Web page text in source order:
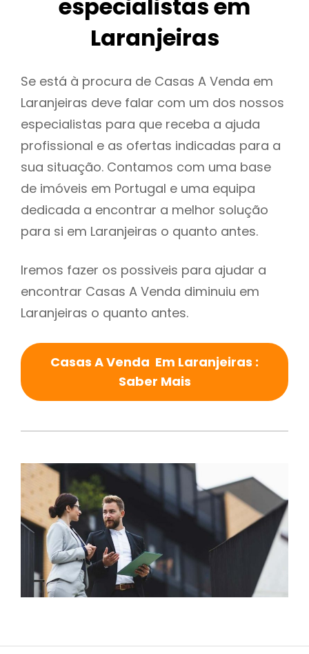
especialistas em
Laranjeiras
Se está à procura de Casas A Venda em
Laranjeiras deve falar com um dos nossos
especialistas para que receba a ajuda
profissional e as ofertas indicadas para a
sua situação. Contamos com uma base
de imóveis em Portugal e uma equipa
dedicada a encontrar a melhor solução
para si em Laranjeiras o quanto antes.
Iremos fazer os possiveis para ajudar a
encontrar Casas A Venda diminuiu em
Laranjeiras o quanto antes.
Casas A Venda Em Laranjeiras :
Saber Mais